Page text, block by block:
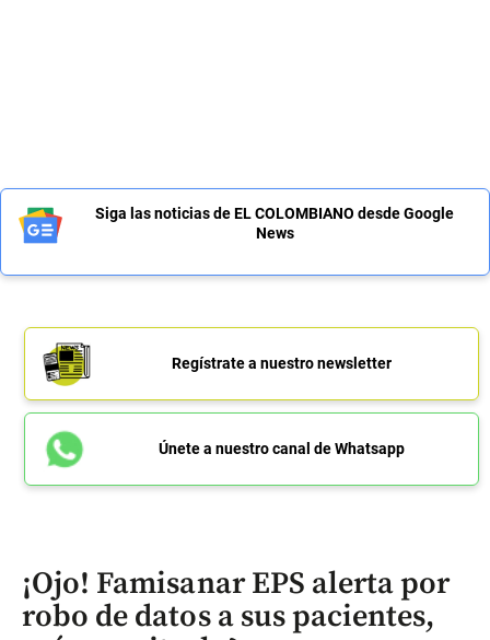
Siga las noticias de EL COLOMBIANO desde Google
News
Regístrate a nuestro newsletter
Únete a nuestro canal de Whatsapp
¡Ojo! Famisanar EPS alerta por
robo de datos a sus pacientes,